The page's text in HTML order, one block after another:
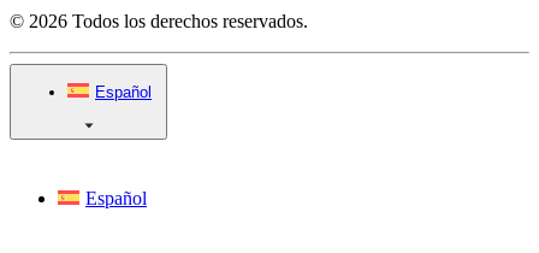
© 2026 Todos los derechos reservados.
Español
Español